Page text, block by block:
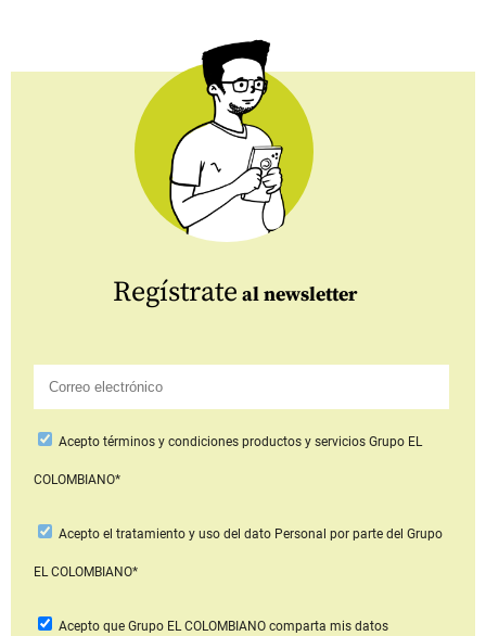
Regístrate al newsletter
Aceptotérminos y condiciones productos y serviciosGrupo EL
COLOMBIANO*
Acepto el tratamiento y uso del dato Personal por parte del Grupo
EL COLOMBIANO*
Acepto que Grupo EL COLOMBIANOcomparta mis datos